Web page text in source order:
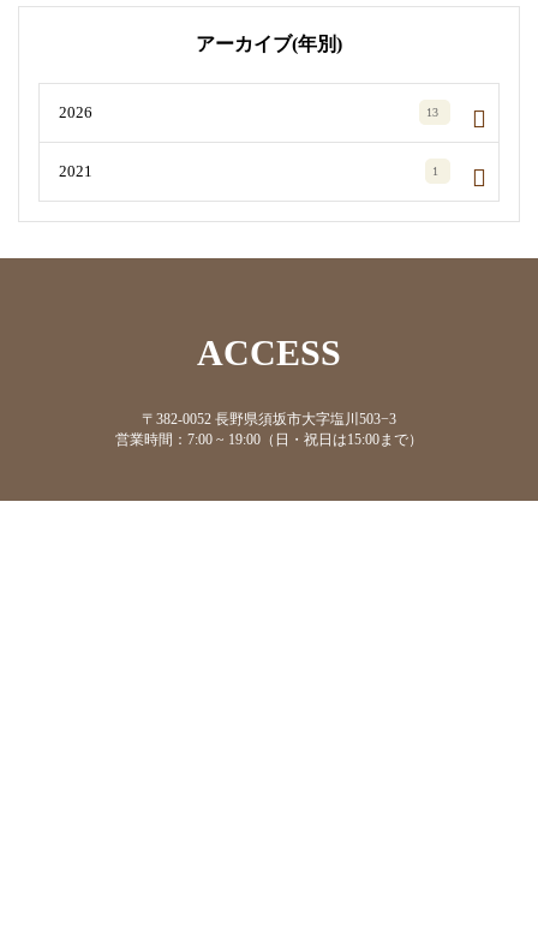
アーカイブ(年別)
2026 13
2021 1
ACCESS
〒382-0052 長野県須坂市大字塩川503−3
営業時間：7:00 ~ 19:00（日・祝日は15:00まで）